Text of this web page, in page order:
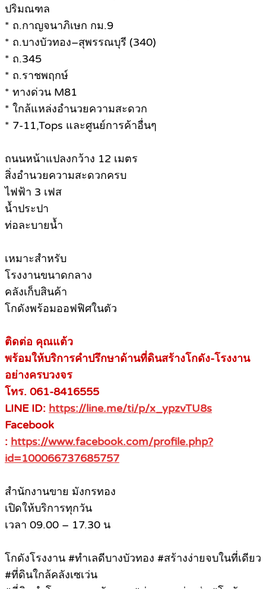
ปริมณฑล
* ถ.กาญจนาภิเษก กม.9
* ถ.บางบัวทอง–สุพรรณบุรี (340)
* ถ.345
* ถ.ราชพฤกษ์
* ทางด่วน M81
* ใกล้แหล่งอำนวยความสะดวก
* 7-11,Tops และศูนย์การค้าอื่นๆ
ถนนหน้าแปลงกว้าง 12 เมตร
สิ่งอำนวยความสะดวกครบ
ไฟฟ้า 3 เฟส
น้ำประปา
ท่อละบายน้ำ
เหมาะสำหรับ
โรงงานขนาดกลาง
คลังเก็บสินค้า
โกดังพร้อมออฟฟิศในตัว
ติดต่อ คุณแต้ว
พร้อมให้บริการคำปรึกษาด้านที่ดินสร้างโกดัง-โรงงาน
อย่างครบวงจร
โทร. 061-8416555
LINE ID: https://line.me/ti/p/x_ypzvTU8s
Facebook
: https://www.facebook.com/profile.php?
id=100066737685757
สำนักงานขาย มังกรทอง
เปิดให้บริการทุกวัน
เวลา 09.00 – 17.30 น
โกดังโรงงาน #ทำเลดีบางบัวทอง #สร้างง่ายจบในที่เดียว
#ที่ดินใกล้คลังเซเว่น